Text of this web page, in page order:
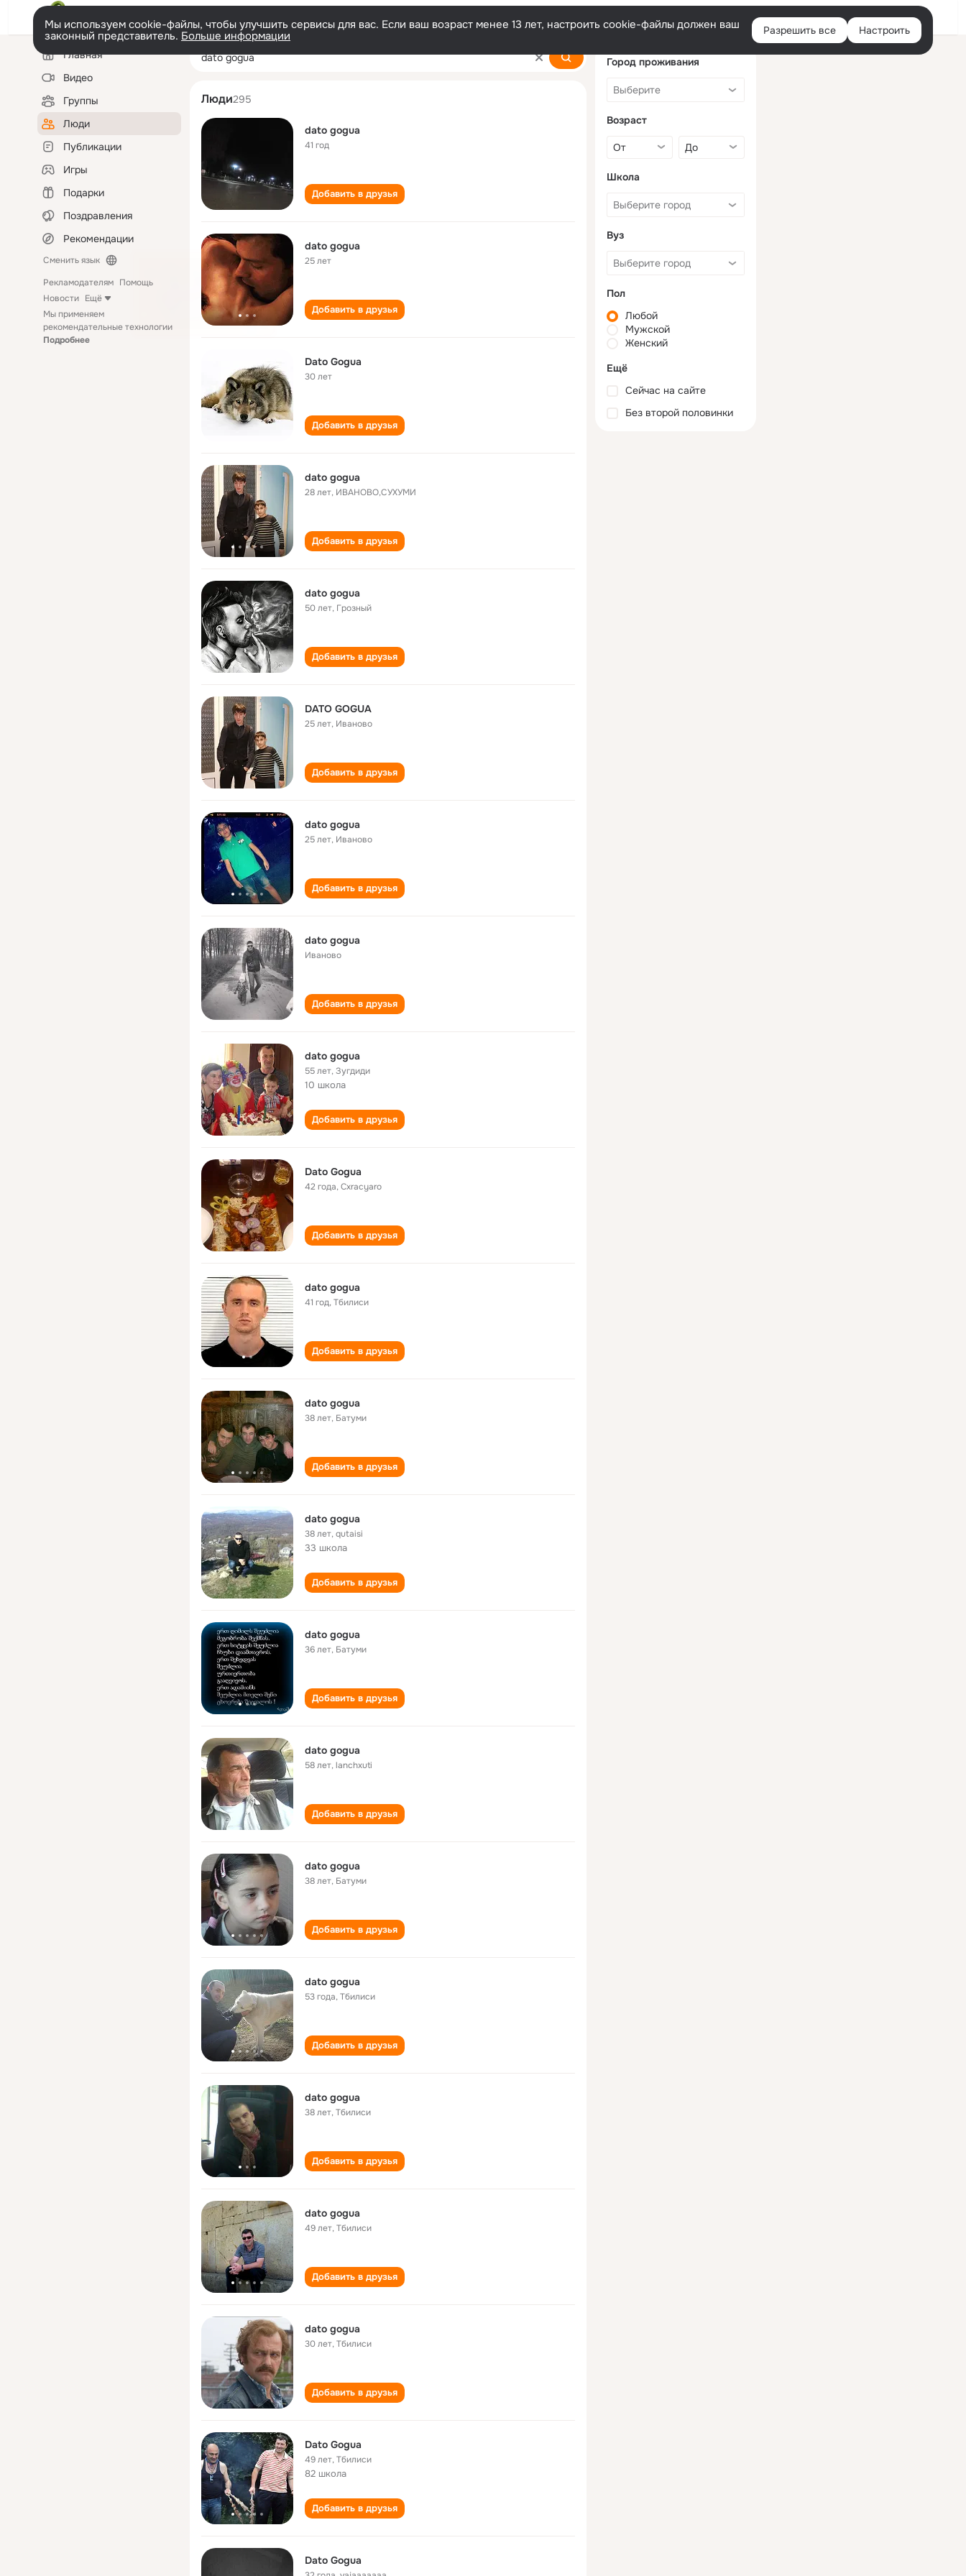
Войти
Мы используем cookie-файлы, чтобы улучшить сервисы для вас. Если ваш возраст менее 13 лет, настроить cookie-файлы должен ваш
законный представитель. Больше информации Разрешить все Настроить
Левая
колонкаГлавная
Видео
Группы
Люди
Публикации
Игры
Подарки
Поздравления
Рекомендации
Сменить язык
Рекламодателям Помощь
Новости Ещё
Мы применяем
рекомендательные технологии
Подробнее
dato gogua
Люди295
dato gogua
41 год
Добавить в друзья
dato gogua
25 лет
Добавить в друзья
Dato Gogua
30 лет
Добавить в друзья
dato gogua
28 лет, ИВАНОВО,СУХУМИ
Добавить в друзья
dato gogua
50 лет, Грозный
Добавить в друзья
DATO GOGUA
25 лет, Иваново
Добавить в друзья
dato gogua
25 лет, Иваново
Добавить в друзья
dato gogua
Иваново
Добавить в друзья
dato gogua
55 лет,Зугдиди
10 школа
Добавить в друзья
Dato Gogua
42 года,Cxracyaro
Добавить в друзья
dato gogua
41 год,Тбилиси
Добавить в друзья
dato gogua
38 лет, Батуми
Добавить в друзья
dato gogua
38 лет,qutaisi
33 школа
Добавить в друзья
dato gogua
36 лет, Батуми
Добавить в друзья
dato gogua
58 лет,lanchxuti
Добавить в друзья
dato gogua
38 лет, Батуми
Добавить в друзья
dato gogua
53 года,Тбилиси
Добавить в друзья
dato gogua
38 лет,Тбилиси
Добавить в друзья
dato gogua
49 лет,Тбилиси
Добавить в друзья
dato gogua
30 лет,Тбилиси
Добавить в друзья
Dato Gogua
49 лет,Тбилиси
82 школа
Добавить в друзья
Dato Gogua
Город проживания
Возраст
Школа
Вуз
Пол
Любой
Мужской
Женский
Ещё
Сейчас на сайте
Без второй половинки